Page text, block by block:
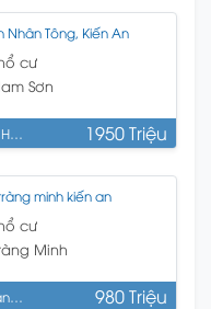
Nhân Tông, Kiến An
cư
Sơn
1950 Triệu
minh kiến an
cư
Minh
980 Triệu